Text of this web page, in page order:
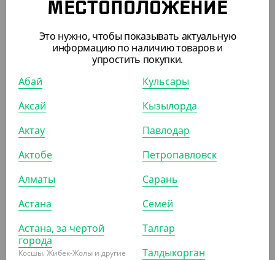
(20.90 ₸/ШТ)
КОР (150)
АРТ. 1205305
1 240₸1 500 ₸
МЕСТОПОЛОЖЕНИЕ
Это нужно, чтобы показывать актуальную
информацию по наличию товаров и
упростить покупки.
Абай
Аксай
Актау
Актобе
Алматы
Астана
Астана, за чертой
города
Косшы, Жибек-Жолы и другие
Кульсары
Кызылорда
Павлодар
Петропавловск
Сарань
Семей
Талгар
Талдыкорган